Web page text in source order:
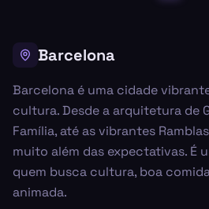
Barcelona
Barcelona é uma cidade
cultura. Desde a arquitetura de
Família, até as vibrantes
muito além das expectativas. É
quem busca cultura, boa
animada.